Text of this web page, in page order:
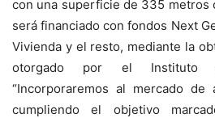
con una superficie de 335 metros
será financiado con fondos Next
Vivienda y el resto, mediante la
otorgado por el Instituto
“Incorporaremos al mercado de
cumpliendo el objetivo